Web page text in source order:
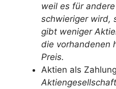
weil es für
schwieriger wird,
gibt weniger
die vorhandenen
Preis.
Aktien als